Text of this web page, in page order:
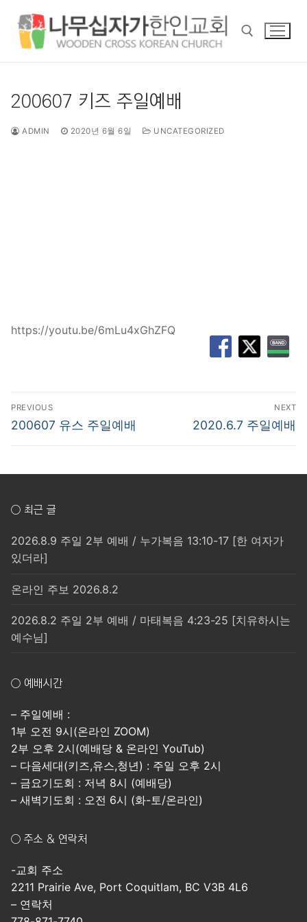
200607 키즈 주일예배
ADMIN 2020년 6월 6일 UNCATEGORIZED
https://youtu.be/6mLu4xGhZFQ
글
탐
PREVIOUS
Previous
200607 유스 주일예배
NEXT
Next
2020.6.7 주일예배
○ 최근 글
2026.8.9 주일 2부 예배 / 누가복음 13:10-17 [한 여자가
있더라]
온라인 주보 2026.8.2
2026.8.2 주일 2부 예배 / 마태복음 4:23-25 [치유하시는
예수님]
○ 예배시간
– 주일예배 :
1부 오전 9시(온라인 ZOOM)
2부 오후 2시(예배당 & 온라인 YouTub)
– 다음세대(키즈,유스,청년) : 주일 오후 2시
– 금요기도회 : 저녁 8시 (예배당)
– 새벽기도회 : 오전 6시 (화-토/온라인)
○ 주소 & 연락처
-교회 주소
2211 Prairie Ave, Port Coquitlam, BC V3B 4L6
– 연락처